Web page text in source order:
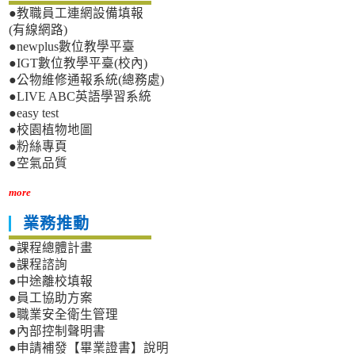
●教職員工連網設備填報
(有線網路)
●newplus數位教學平臺
●IGT數位教學平臺(校內)
●公物維修通報系統(總務處)
●LIVE ABC英語學習系統
●easy test
●校園植物地圖
●粉絲專頁
●空氣品質
more
業務推動
●課程總體計畫
●課程諮詢
●中途離校填報
●員工協助方案
●職業安全衛生管理
●內部控制聲明書
●申請補發【畢業證書】說明